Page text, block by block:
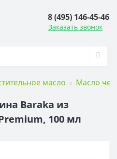
8 (495) 146-45-46
Заказать звонок
масло Масло
Baraka из
100 мл